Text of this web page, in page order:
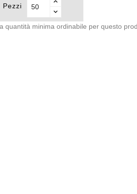
Pezzi
quantità minima ordinabile per questo